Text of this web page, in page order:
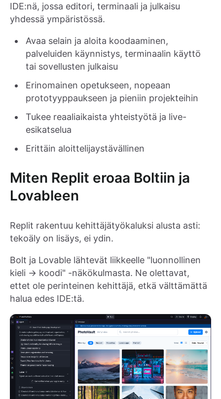
IDE:nä, jossa editori, terminaali ja julkaisu
yhdessä ympäristössä.
Avaa selain ja aloita koodaaminen,
palveluiden käynnistys, terminaalin käyttö
tai sovellusten julkaisu
Erinomainen opetukseen, nopeaan
prototyyppaukseen ja pieniin projekteihin
Tukee reaaliaikaista yhteistyötä ja live-
esikatselua
Erittäin aloittelijaystävällinen
Miten Replit eroaa Boltiin ja
Lovableen
Replit rakentuu kehittäjätyökaluksi alusta asti:
tekoäly on lisäys, ei ydin.
Bolt ja Lovable lähtevät liikkeelle "luonnollinen
kieli → koodi" -näkökulmasta. Ne olettavat,
ettet ole perinteinen kehittäjä, etkä välttämättä
halua edes IDE:tä.